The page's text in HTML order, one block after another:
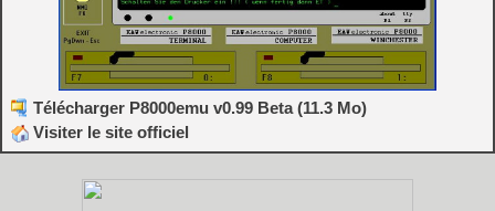
Télécharger P8000emu v0.99 Beta (11.3 Mo)
Visiter le site officiel